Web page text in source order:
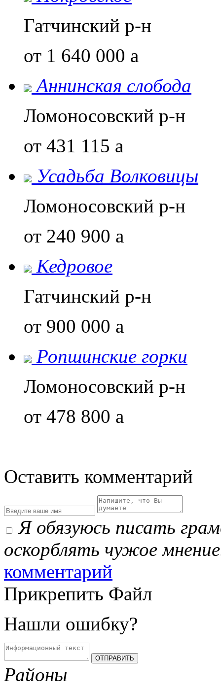
Гатчинский р-н
от 1 640 000 a
Аннинская слобода
Ломоносовский р-н
от 431 115 a
Усадьба Волковицы
Ломоносовский р-н
от 240 900 a
Кедровое
Гатчинский р-н
от 900 000 a
Ропшинские горки
Ломоносовский р-н
от 478 800 a
Оставить комментарий
Я обязуюсь писать
оскорблять чужое
комментарий
Прикрепить Файл
Нашли ошибку?
Районы